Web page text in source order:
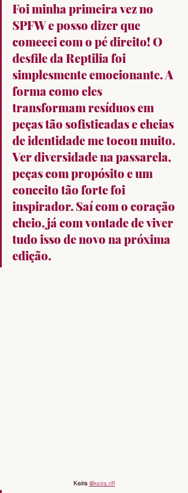
Foi minha primeira vez no
SPFW e posso dizer que
comecei com o pé direito! O
desfile da Reptilia foi
simplesmente emocionante. A
forma como eles
transformam resíduos em
peças tão sofisticadas e cheias
de identidade me tocou muito.
Ver diversidade na passarela,
peças com propósito e um
conceito tão forte foi
inspirador. Saí com o coração
cheio, já com vontade de viver
tudo isso de novo na próxima
edição.
Keira @keira.riff